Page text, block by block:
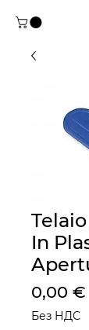
In
0,00 €
Без НДС